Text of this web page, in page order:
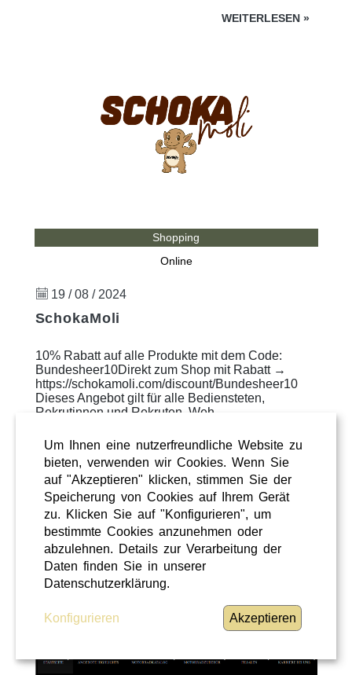
WEITERLESEN »
Shopping
Online
19 / 08 / 2024
SchokaMoli
10% Rabatt auf alle Produkte mit dem Code:
Bundesheer10Direkt zum Shop mit Rabatt →
https://schokamoli.com/discount/Bundesheer10
Dieses Angebot gilt für alle Bediensteten,
Rekrutinnen und Rekruten, Weh ...
WEITERLESEN
ÜBERREGIONAL
Um Ihnen eine nutzerfreundliche Website zu
bieten, verwenden wir Cookies. Wenn Sie
auf "Akzeptieren" klicken, stimmen Sie der
Speicherung von Cookies auf Ihrem Gerät
zu. Klicken Sie auf "Konfigurieren", um
bestimmte Cookies anzunehmen oder
abzulehnen. Details zur Verarbeitung der
Daten finden Sie in unserer
Datenschutzerklärung.
Konfigurieren Akzeptieren